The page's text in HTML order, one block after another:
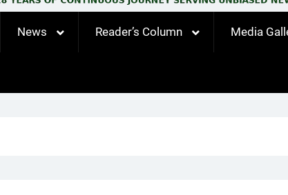
News Reader’s Column Media